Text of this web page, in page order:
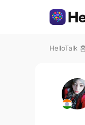
HelloTalk